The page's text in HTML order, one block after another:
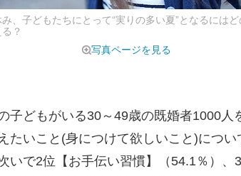
、子どもたちにとって“実りの多い夏”となるには
？
写真ページを見る
子どもがいる30～49歳の既婚者1000人
たいこと(身につけて欲しいこと)につ
いで2位【お手伝い習慣】（54.1％）、3